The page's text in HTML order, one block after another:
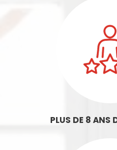
PLUS DE 8 ANS